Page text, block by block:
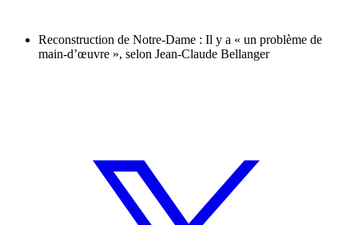
Reconstruction de Notre-Dame : Il y a « un problème de
main-d’œuvre », selon Jean-Claude Bellanger